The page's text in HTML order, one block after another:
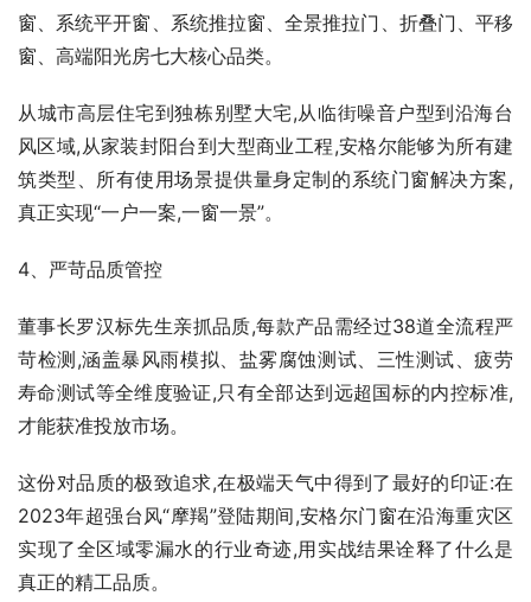
窗、系统平开窗、系统推拉窗、全景推拉门、折叠门、平移
窗、高端阳光房七大核心品类。
从城市高层住宅到独栋别墅大宅,从临街噪音户型到沿海台
风区域,从家装封阳台到大型商业工程,安格尔能够为所有建
筑类型、所有使用场景提供量身定制的系统门窗解决方案,
真正实现“一户一案,一窗一景”。
4、严苛品质管控
董事长罗汉标先生亲抓品质,每款产品需经过38道全流程严
苛检测,涵盖暴风雨模拟、盐雾腐蚀测试、三性测试、疲劳
寿命测试等全维度验证,只有全部达到远超国标的内控标准,
才能获准投放市场。
这份对品质的极致追求,在极端天气中得到了最好的印证:在
2023年超强台风“摩羯”登陆期间,安格尔门窗在沿海重灾区
实现了全区域零漏水的行业奇迹,用实战结果诠释了什么是
真正的精工品质。